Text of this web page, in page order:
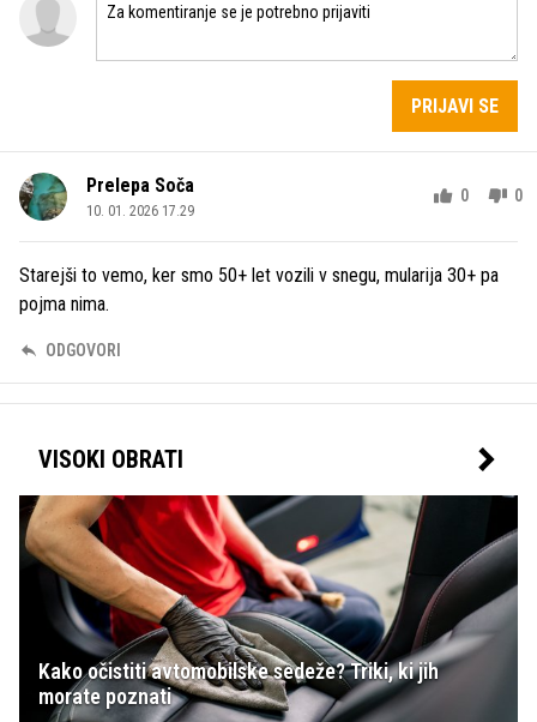
PRIJAVI SE
Prelepa Soča
10. 01. 2026 17.29
0 0
Starejši to vemo, ker smo 50+ let vozili v snegu, mularija 30+ pa
pojma nima.
ODGOVORI
VISOKI OBRATI
Kako očistiti avtomobilske sedeže? Triki, ki jih
morate poznati